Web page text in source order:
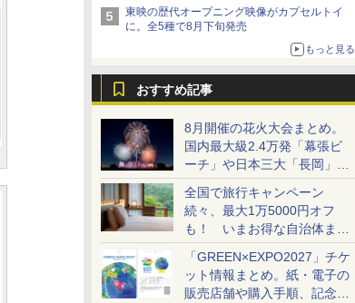
東映の歴代オープニング映像がカプセルトイ
に。全5種で8月下旬発売
もっと見る
おすすめ記事
8月開催の花火大会まとめ。
国内最大級2.4万発「幕張ビ
ーチ」や日本三大「長岡」な
ど大型イベント目白押し！
全国で旅行キャンペーン
続々、最大1万5000円オフ
も！ いまお得な自治体まと
め
「GREEN×EXPO2027」チケ
ット情報まとめ。紙・電子の
販売店舗や購入手順、記念チ